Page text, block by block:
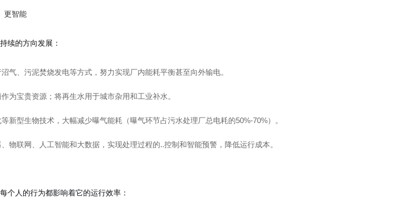
更智能
续的方向发展：
沼气、污泥焚烧发电等方式，努力实现厂内能耗平衡甚至向外输电。
为宝贵资源；将再生水用于城市杂用和工业补水。
等新型生物技术，大幅减少曝气能耗（曝气环节占污水处理厂总电耗的50%-70%）。
、物联网、人工智能和大数据，实现处理过程的..控制和智能预警，降低运行成本。
个人的行为都影响着它的运行效率：